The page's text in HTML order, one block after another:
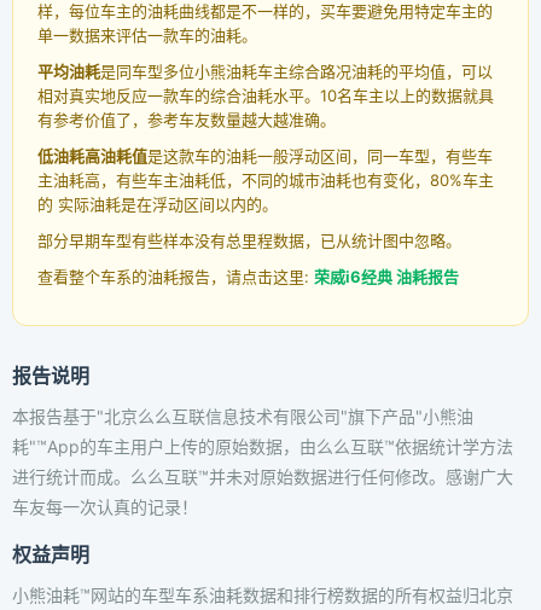
样，每位车主的油耗曲线都是不一样的，买车要避免用特定车主的
单一数据来评估一款车的油耗。
平均油耗是同车型多位小熊油耗车主综合路况油耗的平均值，可以
相对真实地反应一款车的综合油耗水平。10名车主以上的数据就具
有参考价值了，参考车友数量越大越准确。
低油耗高油耗值是这款车的油耗一般浮动区间，同一车型，有些车
主油耗高，有些车主油耗低，不同的城市油耗也有变化，80%车主
的 实际油耗是在浮动区间以内的。
部分早期车型有些样本没有总里程数据，已从统计图中忽略。
查看整个车系的油耗报告，请点击这里: 荣威i6经典 油耗报告
报告说明
本报告基于"北京么么互联信息技术有限公司"旗下产品"小熊油
耗"™App的车主用户上传的原始数据，由么么互联™依据统计学方法
进行统计而成。么么互联™并未对原始数据进行任何修改。感谢广大
车友每一次认真的记录！
权益声明
小熊油耗™网站的车型车系油耗数据和排行榜数据的所有权益归北京